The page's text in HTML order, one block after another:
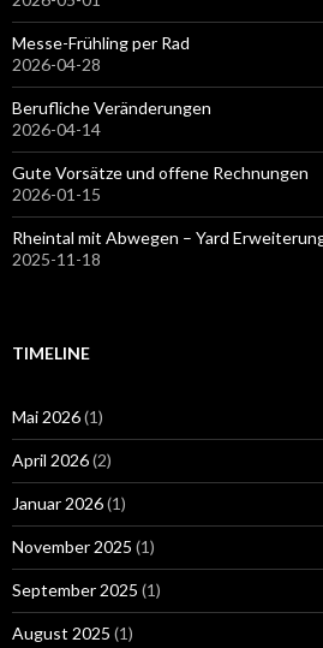
Messe-Frühling per Rad
2026-04-28
Berufliche Veränderungen
2026-04-14
Gute Vorsätze und offene Rechnungen
2026-01-15
Rheintal mit Abwegen – Yard
2025-11-18
TIMELINE
Mai 2026(1)
April 2026(2)
Januar 2026(1)
November 2025 (1)
September 2025 (1)
August 2025 (1)